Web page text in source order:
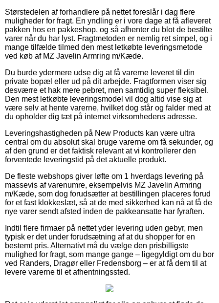
Størstedelen af forhandlere på nettet foreslår i dag flere
muligheder for fragt. En yndling er i vore dage at få afleveret
pakken hos en pakkeshop, og så afhenter du blot de bestilte
varer når du har lyst. Fragtmetoden er nemlig ret simpel, og i
mange tilfælde tilmed den mest letkøbte leveringsmetode
ved køb af MZ Javelin Armring m/Kæde.
Du burde ydermere udse dig at få varerne leveret til din
private bopæl eller ud på dit arbejde. Fragtformen viser sig
desværre et hak mere pebret, men samtidig super fleksibel.
Den mest letkøbte leveringsmodel vil dog altid vise sig at
være selv at hente varerne, hvilket dog står og falder med at
du opholder dig tæt på internet virksomhedens adresse.
Leveringshastigheden på New Products kan være ultra
central om du absolut skal bruge varerne om få sekunder, og
af den grund er det faktisk relevant at vi kontrollerer den
forventede leveringstid på det aktuelle produkt.
De fleste webshops giver løfte om 1 hverdags levering på
massevis af varenumre, eksempelvis MZ Javelin Armring
m/Kæde, som dog forudsætter at bestillingen placeres forud
for et fast klokkeslæt, så at de med sikkerhed kan nå at få de
nye varer sendt afsted inden de pakkeansatte har fyraften.
Indtil flere firmaer på nettet yder levering uden gebyr, men
typisk er det under forudsætning af at du shopper for en
bestemt pris. Alternativt må du vælge den prisbilligste
mulighed for fragt, som mange gange – ligegyldigt om du bor
ved Randers, Dragør eller Fredensborg – er at få dem til at
levere varerne til et afhentningssted.